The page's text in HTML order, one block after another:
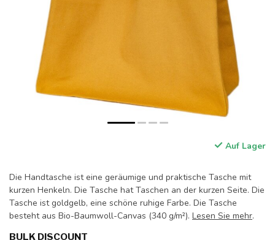
Auf Lager
Die Handtasche ist eine geräumige und praktische Tasche mit
kurzen Henkeln. Die Tasche hat Taschen an der kurzen Seite. Die
Tasche ist goldgelb, eine schöne ruhige Farbe. Die Tasche
besteht aus Bio-Baumwoll-Canvas (340 g/m²). Lesen Sie mehr.
BULK DISCOUNT